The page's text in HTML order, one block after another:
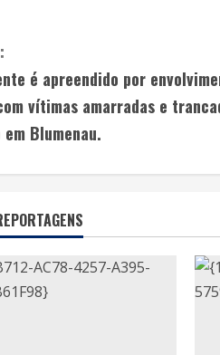
é apreendido por
vítimas amarradas e
Blumenau.